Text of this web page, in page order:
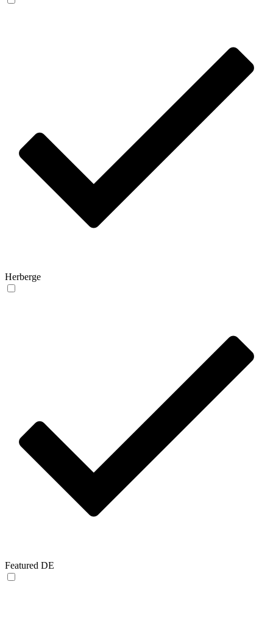
Herberge
Featured DE